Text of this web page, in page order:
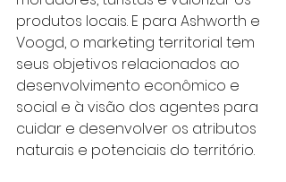
produtos locais. E para Ashworth e
Voogd, o marketing territorial tem
seus objetivos relacionados ao
desenvolvimento econômico e
social e à visão dos agentes para
cuidar e desenvolver os atributos
naturais e potenciais do território.